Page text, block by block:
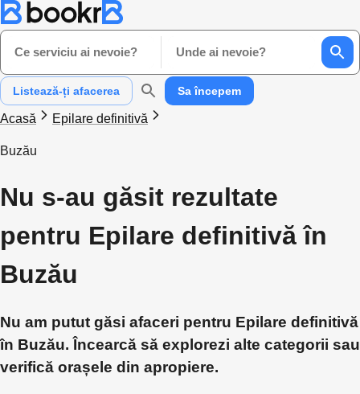
Ce serviciu ai nevoie? Unde ai nevoie?
Listează-ți afacerea Sa începem
Acasă Epilare definitivă
Buzău
Nu s-au găsit rezultate
pentru Epilare definitivă în
Buzău
Nu am putut găsi afaceri pentru Epilare definitivă
în Buzău. Încearcă să explorezi alte categorii sau
verifică orașele din apropiere.